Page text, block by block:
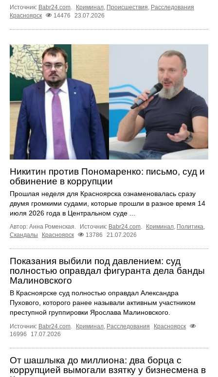
Источник: Babr24.com. Криминал, Происшествия, Расследования
Красноярск
14476 23.07.2026
Никитин против Пономаренко: письмо, суд и
обвинение в коррупции
Прошлая неделя для Красноярска ознаменовалась сразу
двумя громкими судами, которые прошли в разное время 14
июля 2026 года в Центральном суде ...
Автор: Анна Роменская. Источник: Babr24.com. Криминал, Политика,
Скандалы
Красноярск 13786 21.07.2026
Показания выбили под давлением: суд
полностью оправдал фигуранта дела банды
Малиновского
В Красноярске суд полностью оправдал Александра
Пухового, которого ранее называли активным участником
преступной группировки Ярослава Малиновского.
Источник: Babr24.com. Криминал, Расследования
Красноярск
16996
17.07.2026
От шашлыка до миллиона: два борца с
коррупцией вымогали взятку у бизнесмена в